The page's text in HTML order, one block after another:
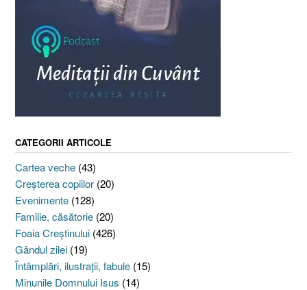
CATEGORII ARTICOLE
Cartea veche (43)
Creşterea copiilor (20)
Evenimente (128)
Familie, căsătorie (20)
Foaia Creştinului (426)
Gândul zilei (19)
Întâmplări, ilustraţii, fabule (15)
Minunile Domnului Isus (14)